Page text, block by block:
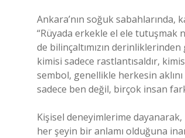
Ankara’nın soğuk sabahlarında,
“Rüyada erkekle el ele tutuşmak
de bilinçaltımızın
kimisi sadece rastlantısaldır,
sembol, genellikle herkesin
sadece ben değil, birçok insan
Kişisel deneyimlerime
her şeyin bir anlamı olduğuna